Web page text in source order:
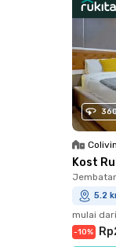
Kost
5.2
mulai dari
-10%